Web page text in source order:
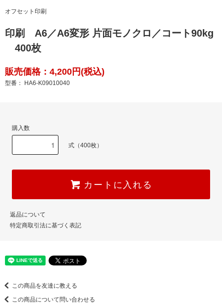
オフセット印刷
印刷 A6／A6変形 片面モノクロ／コート90kg
400枚
販売価格：4,200円(税込)
型番： HA6-K09010040
購入数
式（400枚）
カートに入れる
返品について
特定商取引法に基づく表記
この商品を友達に教える
この商品について問い合わせる